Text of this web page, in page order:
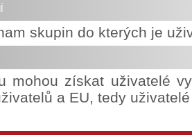
skupin do kterých je
mohou získat uživatelé
a EU, tedy